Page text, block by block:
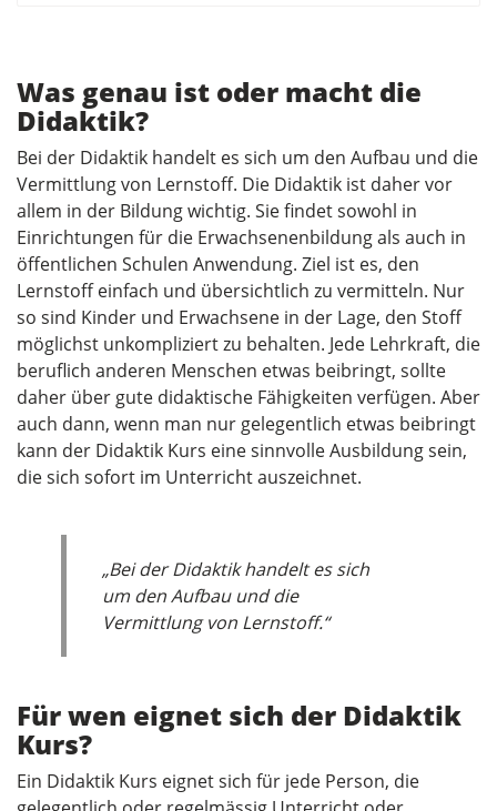
Was genau ist oder macht die
Didaktik?
Bei der Didaktik handelt es sich um den Aufbau und die
Vermittlung von Lernstoff. Die Didaktik ist daher vor
allem in der Bildung wichtig. Sie findet sowohl in
Einrichtungen für die Erwachsenenbildung als auch in
öffentlichen Schulen Anwendung. Ziel ist es, den
Lernstoff einfach und übersichtlich zu vermitteln. Nur
so sind Kinder und Erwachsene in der Lage, den Stoff
möglichst unkompliziert zu behalten. Jede Lehrkraft, die
beruflich anderen Menschen etwas beibringt, sollte
daher über gute didaktische Fähigkeiten verfügen. Aber
auch dann, wenn man nur gelegentlich etwas beibringt
kann der Didaktik Kurs eine sinnvolle Ausbildung sein,
die sich sofort im Unterricht auszeichnet.
„Bei der Didaktik handelt es sich
um den Aufbau und die
Vermittlung von Lernstoff.“
Für wen eignet sich der Didaktik
Kurs?
Ein Didaktik Kurs eignet sich für jede Person, die